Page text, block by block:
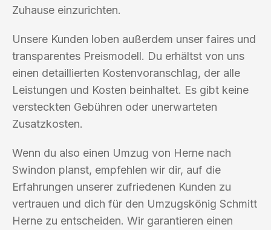
Zuhause einzurichten.
Unsere Kunden loben außerdem unser faires und
transparentes Preismodell. Du erhältst von uns
einen detaillierten Kostenvoranschlag, der alle
Leistungen und Kosten beinhaltet. Es gibt keine
versteckten Gebühren oder unerwarteten
Zusatzkosten.
Wenn du also einen Umzug von Herne nach
Swindon planst, empfehlen wir dir, auf die
Erfahrungen unserer zufriedenen Kunden zu
vertrauen und dich für den Umzugskönig Schmitt
Herne zu entscheiden. Wir garantieren einen